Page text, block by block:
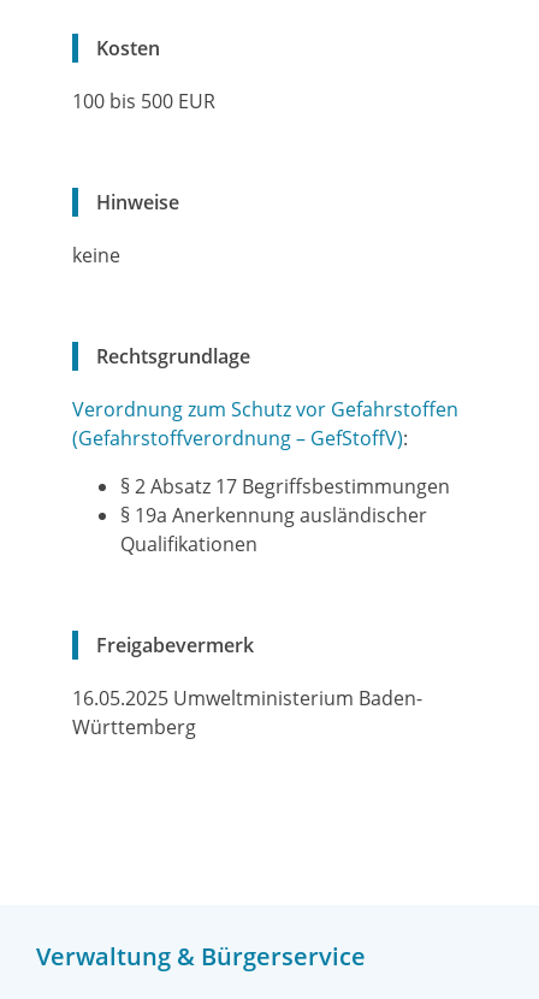
Verwaltung & Bürgerservice
Kosten
100 bis 500 EUR
Hinweise
keine
Rechtsgrundlage
Verordnung zum Schutz vor Gefahrstoffen
(Gefahrstoffverordnung – GefStoffV):
§ 2 Absatz 17 Begriffsbestimmungen
§ 19a Anerkennung ausländischer
Qualifikationen
Freigabevermerk
16.05.2025 Umweltministerium Baden-
Württemberg